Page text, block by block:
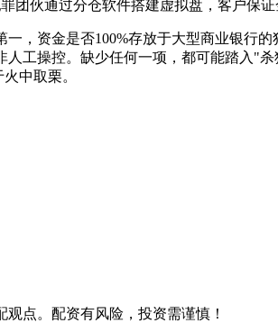
团伙通过分仓软件搭建虚拟盘，客户保
，资金是否100%存放于大型商业银行
工操控。缺少任何一项，都可能踏入"
中取栗。
点。配资有风险，投资需谨慎！